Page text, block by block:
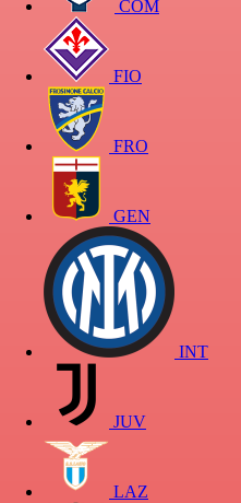
COM
FIO
FRO
GEN
INT
JUV
LAZ